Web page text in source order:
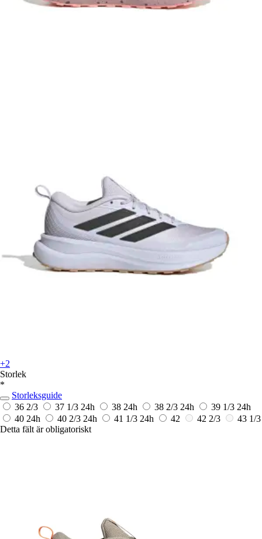
+2
Storlek
*
Storleksguide
36 2/3
37 1/3 24h 38 24h 38 2/3 24h 39 1/3 24h
40 24h 40 2/3 24h 41 1/3 24h 42 42 2/3
43 1/3
Detta fält är obligatoriskt